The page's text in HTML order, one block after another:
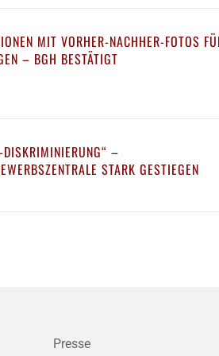
MIT VORHER-NACHHER-FOTOS
– BGH BESTÄTIGT
DISKRIMINIERUNG“ –
STARK GESTIEGEN
Presse